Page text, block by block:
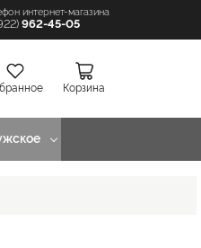
интернет-магазина
962-45-05
Корзина